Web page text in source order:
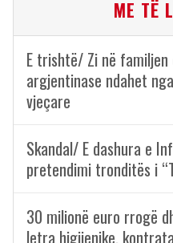
ME TË
E trishtë/ Zi në
argjentinase ndahet
vjeçare
Skandal/ E dashura e
pretendimi tronditës i
30 milionë euro rrogë
letra higjienike,